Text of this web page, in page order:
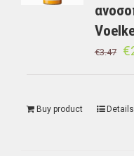
€3.47 €
Buy product Details